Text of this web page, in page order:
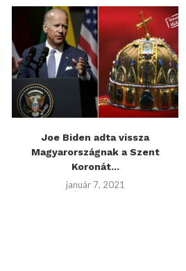
Joe Biden adta vissza
Magyarországnak a Szent
Koronát...
január 7, 2021